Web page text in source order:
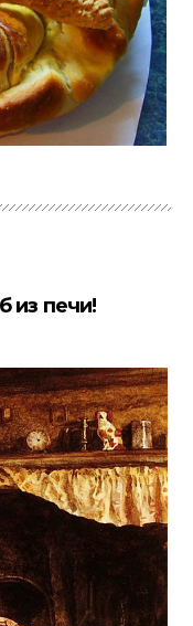
из печи!